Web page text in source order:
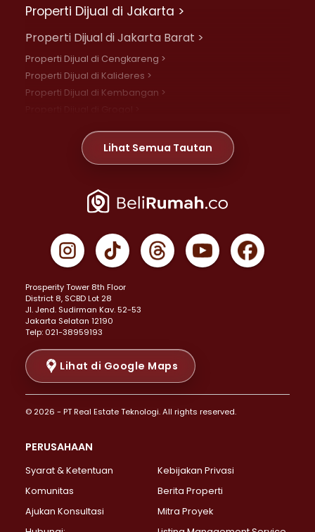
Properti Dijual di Jakarta >
Properti Dijual di Jakarta Barat >
Properti Dijual di Cengkareng >
Properti Dijual di Kalideres >
Properti Dijual di Kembangan >
Properti Dijual di Meruya >
Properti Dijual di Jelambar >
Properti Dijual di Jakarta Pusat >
Properti Dijual di Gambir >
Properti Dijual di Johar Baru >
Properti Dijual di Menteng >
Properti Dijual di Senen >
Properti Dijual di Tanah Abang >
Properti Dijual di Cikini >
Properti Dijual di Kramat >
Properti Dijual di Pasar Baru >
Properti Dijual di Bendungan Hilir >
Properti Dijual di Jakarta Selatan >
Properti Dijual di Lebak Bulus >
Properti Dijual di Gandaria Selatan >
Properti Dijual di Pondok Labu >
Lihat Semua Tautan
Prosperity Tower 8th Floor
District 8, SCBD Lot 28
JI. Jend. Sudirman Kav. 52-53
Jakarta Selatan 12190
Telp: 021-38959193
Lihat di Google Maps
© 2026 - PT Real Estate Teknologi. All rights reserved.
PERUSAHAAN
Syarat & Ketentuan
Kebijakan Privasi
Komunitas
Berita Properti
Ajukan Konsultasi
Mitra Proyek